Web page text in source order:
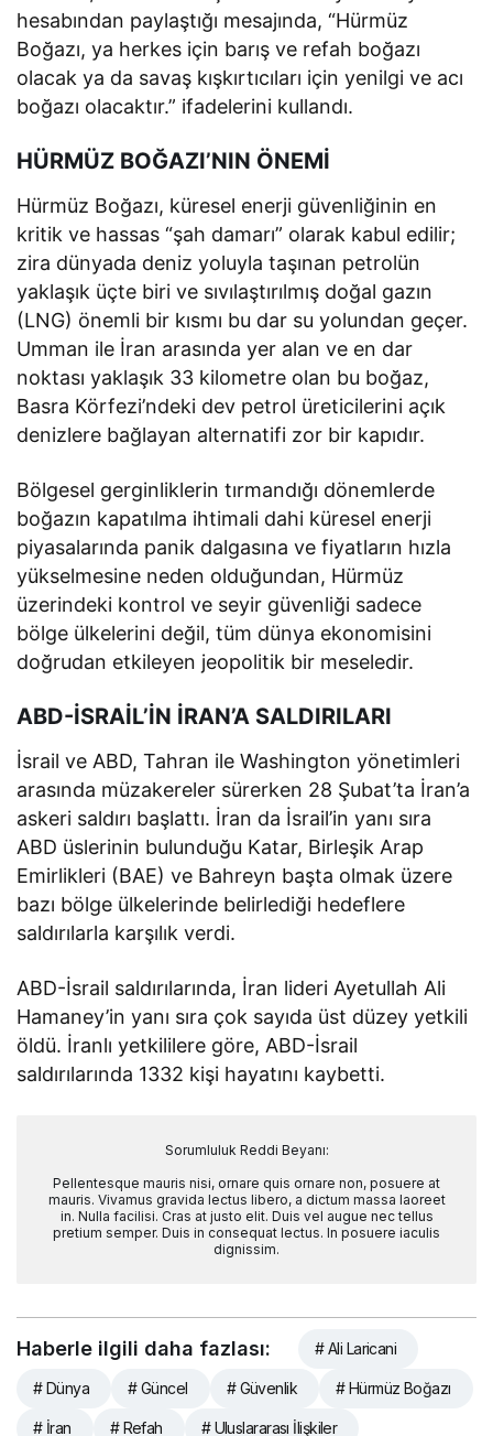
hesabından paylaştığı mesajında, “Hürmüz
Boğazı, ya herkes için barış ve refah boğazı
olacak ya da savaş kışkırtıcıları için yenilgi ve acı
boğazı olacaktır.” ifadelerini kullandı.
HÜRMÜZ BOĞAZI’NIN ÖNEMİ
Hürmüz Boğazı, küresel enerji güvenliğinin en
kritik ve hassas “şah damarı” olarak kabul edilir;
zira dünyada deniz yoluyla taşınan petrolün
yaklaşık üçte biri ve sıvılaştırılmış doğal gazın
(LNG) önemli bir kısmı bu dar su yolundan geçer.
Umman ile İran arasında yer alan ve en dar
noktası yaklaşık 33 kilometre olan bu boğaz,
Basra Körfezi’ndeki dev petrol üreticilerini açık
denizlere bağlayan alternatifi zor bir kapıdır.
Bölgesel gerginliklerin tırmandığı dönemlerde
boğazın kapatılma ihtimali dahi küresel enerji
piyasalarında panik dalgasına ve fiyatların hızla
yükselmesine neden olduğundan, Hürmüz
üzerindeki kontrol ve seyir güvenliği sadece
bölge ülkelerini değil, tüm dünya ekonomisini
doğrudan etkileyen jeopolitik bir meseledir.
ABD-İSRAİL’İN İRAN’A SALDIRILARI
İsrail ve ABD, Tahran ile Washington yönetimleri
arasında müzakereler sürerken 28 Şubat’ta İran’a
askeri saldırı başlattı. İran da İsrail’in yanı sıra
ABD üslerinin bulunduğu Katar, Birleşik Arap
Emirlikleri (BAE) ve Bahreyn başta olmak üzere
bazı bölge ülkelerinde belirlediği hedeflere
saldırılarla karşılık verdi.
ABD-İsrail saldırılarında, İran lideri Ayetullah Ali
Hamaney’in yanı sıra çok sayıda üst düzey yetkili
öldü. İranlı yetkililere göre, ABD-İsrail
saldırılarında 1332 kişi hayatını kaybetti.
Sorumluluk Reddi Beyanı:
Pellentesque mauris nisi, ornare quis ornare non, posuere at
mauris. Vivamus gravida lectus libero, a dictum massa laoreet
in. Nulla facilisi. Cras at justo elit. Duis vel augue nec tellus
pretium semper. Duis in consequat lectus. In posuere iaculis
dignissim.
Haberle ilgili daha fazlası: # Ali Laricani
# Dünya # Güncel # Güvenlik # Hürmüz Boğazı
# İran # Refah # Uluslararası İlişkiler